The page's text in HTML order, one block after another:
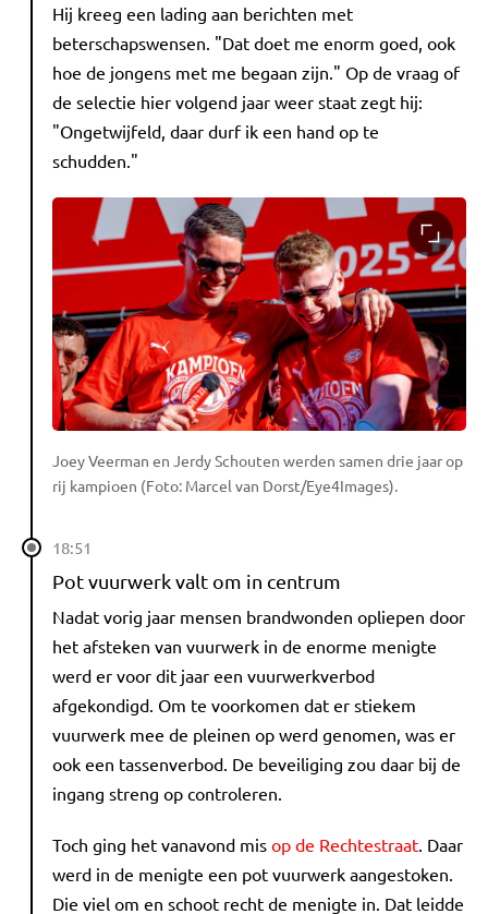
Hij kreeg een lading aan berichten met
beterschapswensen. "Dat doet me enorm goed, ook
hoe de jongens met me begaan zijn." Op de vraag of
de selectie hier volgend jaar weer staat zegt hij:
"Ongetwijfeld, daar durf ik een hand op te
schudden."
Joey Veerman en Jerdy Schouten werden samen drie jaar op
rij kampioen (Foto: Marcel van Dorst/Eye4Images).
18:51
Pot vuurwerk valt om in centrum
Nadat vorig jaar mensen brandwonden opliepen door
het afsteken van vuurwerk in de enorme menigte
werd er voor dit jaar een vuurwerkverbod
afgekondigd. Om te voorkomen dat er stiekem
vuurwerk mee de pleinen op werd genomen, was er
ook een tassenverbod. De beveiliging zou daar bij de
ingang streng op controleren.
Toch ging het vanavond mis op de Rechtestraat . Daar
werd in de menigte een pot vuurwerk aangestoken.
Die viel om en schoot recht de menigte in. Dat leidde